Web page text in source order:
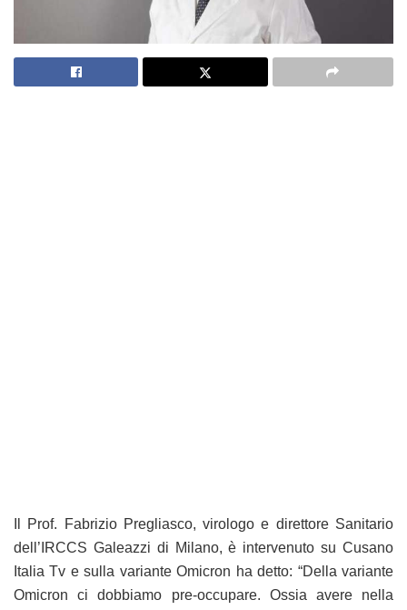
Il Prof. Fabrizio Pregliasco, virologo e direttore Sanitario
dell’IRCCS Galeazzi di Milano, è intervenuto su Cusano
Italia Tv e sulla variante Omicron ha detto: “Della variante
Omicron ci dobbiamo pre-occupare. Ossia avere nella